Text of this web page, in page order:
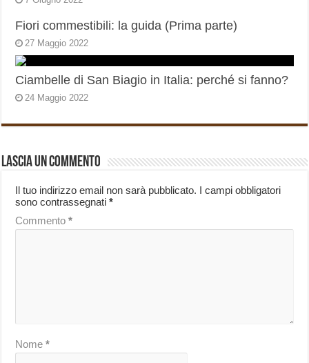
Fiori commestibili: la guida (Prima parte)
27 Maggio 2022
Ciambelle di San Biagio in Italia: perché si fanno?
24 Maggio 2022
Lascia un commento
Il tuo indirizzo email non sarà pubblicato. I campi obbligatori
sono contrassegnati*
Commento*
Nome*